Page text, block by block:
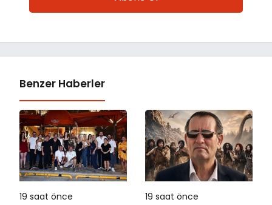
Benzer Haberler
19 saat önce 19 saat önce